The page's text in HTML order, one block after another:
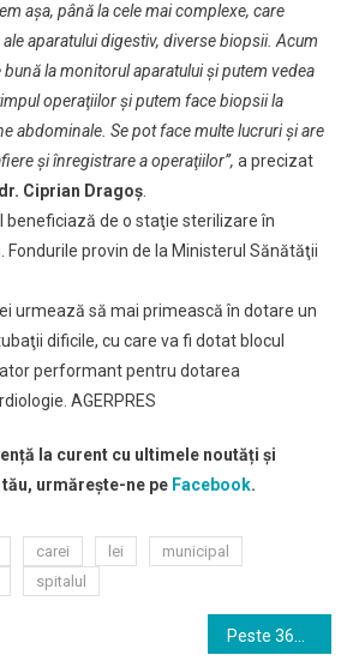
aşa, până la cele mai complexe, care
aparatului digestiv, diverse biopsii. Acum
la monitorul aparatului şi putem vedea
operaţiilor şi putem face biopsii la
abdominale. Se pot face multe lucruri şi are
şi înregistrare a operaţiilor”, a precizat
dr. Ciprian Dragoş.
beneficiază de o staţie sterilizare în
Fondurile provin de la Ministerul Sănătăţii
urmează să mai primească în dotare un
dificile, cu care va fi dotat blocul
performant pentru dotarea
AGERPRES
la curent cu ultimele noutăți și
urmărește-ne pe Facebook.
carei lei
municipal
spitalul